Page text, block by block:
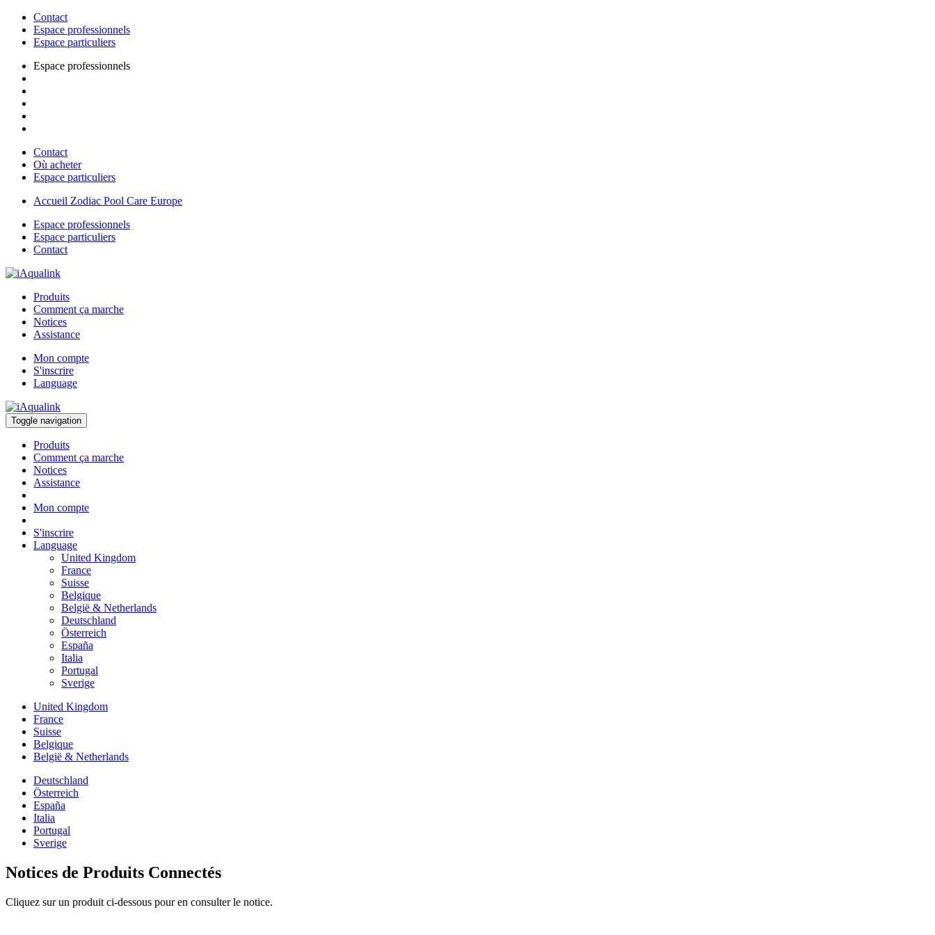
Contact
Espace professionnels
Espace particuliers
Espace professionnels
Contact
Où acheter
Espace particuliers
Accueil Zodiac Pool Care Europe
Espace professionnels
Espace particuliers
Contact
Produits
Comment ça marche
Notices
Assistance
Mon compte
S'inscrire
Language
Toggle navigation
Produits
Comment ça marche
Notices
Assistance
Mon compte
S'inscrire
Language
United Kingdom
France
Suisse
Belgique
België & Netherlands
Deutschland
Österreich
España
Italia
Portugal
Sverige
United Kingdom
France
Suisse
Belgique
België & Netherlands
Deutschland
Österreich
España
Italia
Portugal
Sverige
Notices de Produits Connectés
Cliquez sur un produit ci-dessous pour en consulter le notice.